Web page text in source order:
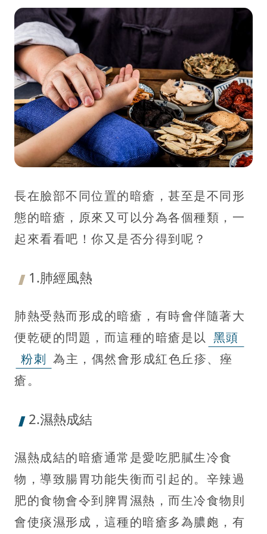
長在臉部不同位置的暗瘡，甚至是不同形
態的暗瘡，原來又可以分為各個種類，一
起來看看吧！你又是否分得到呢？
1.肺經風熱
肺熱受熱而形成的暗瘡，有時會伴隨著大
便乾硬的問題，而這種的暗瘡是以 黑頭
粉刺 為主，偶然會形成紅色丘疹、痤
瘡。
2.濕熱成結
濕熱成結的暗瘡通常是愛吃肥膩生冷食
物，導致腸胃功能失衡而引起的。辛辣過
肥的食物會令到脾胃濕熱，而生冷食物則
會使痰濕形成，這種的暗瘡多為膿皰，有